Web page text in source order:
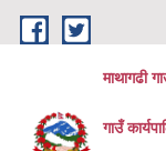
Skip to main content
माथागढी
गाउँ